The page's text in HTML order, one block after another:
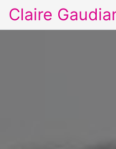
Claire